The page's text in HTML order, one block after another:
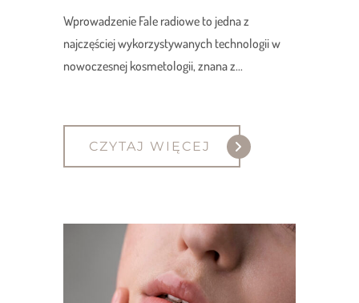
Wprowadzenie Fale radiowe to jedna z
najczęściej wykorzystywanych technologii w
nowoczesnej kosmetologii, znana z...
CZYTAJ WIĘCEJ